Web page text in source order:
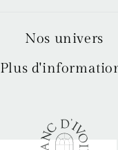
Nos univers
Plus